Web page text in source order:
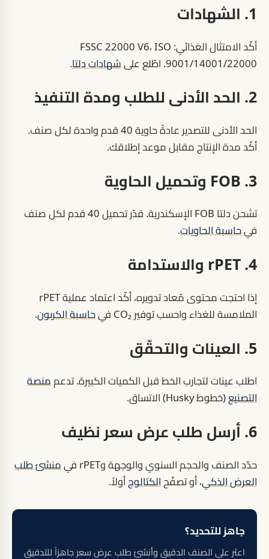
1. الشهادات
أكّد الامتثال الغذائي: FSSC 22000 V6، ISO
9001/14001/22000. اطّلع على
شهادات دلتا.
2. الحد الأدنى للطلب ومدة التنفيذ
الحد الأدنى للتصدير عادةً حاوية 40 قدم واحدة لكل صنف.
أكّد مدة الإنتاج مقابل موعد إطلاقك.
3. FOB وتحميل الحاوية
تشحن دلتا FOB الإسكندرية. قدّر تحميل 40 قدم لكل صنف
فيحاسبة الحاويات.
4. rPET والاستدامة
إذا احتجت محتوى مُعاد تدويره، أكّد اعتماد عملية rPET
الملامسة للغذاء واحسب توفير CO₂ في
حاسبة الكربون.
5. العينات والتحقّق
اطلب عينات لتجارب الخط قبل الكميات الكبيرة. تدعم منصة
التصنيع (خطوط Husky) الاتساق.
6. أرسل طلب عرض سعر نظيف
حدّد الصنف والحجم السنوي والوجهة وrPET في
منشئ طلب
العرض الذكي، أو تصفّح الكتالوج أولاً.
جاهز للتحديد؟
اعثر على الصنف الدقيق وأنشئ طلب عرض سعر جاهزاً للتدقيق